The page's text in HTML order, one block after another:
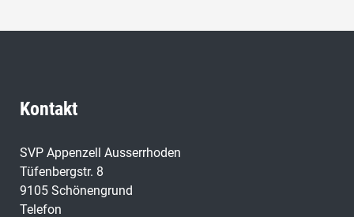
Kontakt
SVP Appenzell Ausserrhoden
Tüfenbergstr. 8
9105 Schönengrund
Telefon